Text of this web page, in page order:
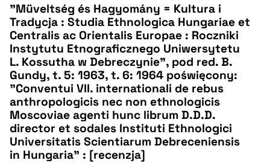
pobierz cytat
CZYSTY TEKST
pobierz cytat
BIBTEX
pobierz cytat
"Müveltség és Hagyomány = Kultura i
Tradycja : Studia Ethnologica Hungariae et
Centralis ac Orientalis Europae : Roczniki
Instytutu Etnograficznego Uniwersytetu
L. Kossutha w Debreczynie", pod red. B.
Gundy, t. 5: 1963, t. 6: 1964 poświęcony:
"Conventui VII. internationali de rebus
anthropologicis nec non ethnologicis
Moscoviae agenti hunc librum D.D.D.
director et sodales Instituti Ethnologici
Universitatis Scientiarum Debreceniensis
in Hungaria" : [recenzja]